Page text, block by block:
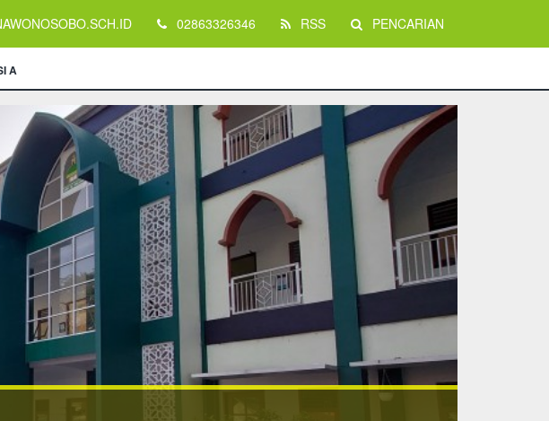
02863326346 RSS PENCARIAN
A